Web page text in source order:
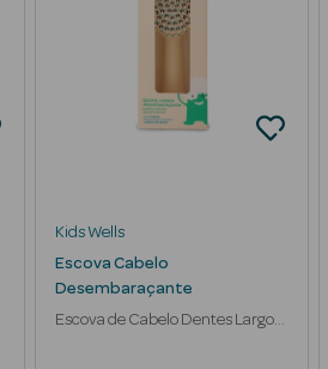
Kids Wells
Escova Cabelo
Desembaraçante
Escova de Cabelo Dentes Largos